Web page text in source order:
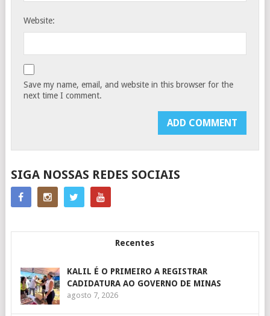
Website:
Save my name, email, and website in this browser for the
next time I comment.
SIGA NOSSAS REDES SOCIAIS
Recentes
KALIL É O PRIMEIRO A REGISTRAR
CADIDATURA AO GOVERNO DE MINAS
agosto 7, 2026